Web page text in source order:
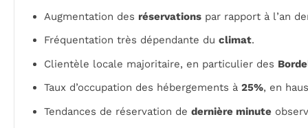
Augmentation des réservations par rapport à l’an
Fréquentation très dépendante du climat.
Clientèle locale majoritaire, en particulier des
Taux d’occupation des hébergements à 25%, en
Tendances de réservation de dernière minute